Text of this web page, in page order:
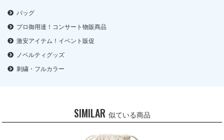
バッグ
プロ御用達！コンサート物販商品
激安アイテム！イベント販促
ノベルティグッズ
刺繍・フルカラー
SIMILAR 似ている商品